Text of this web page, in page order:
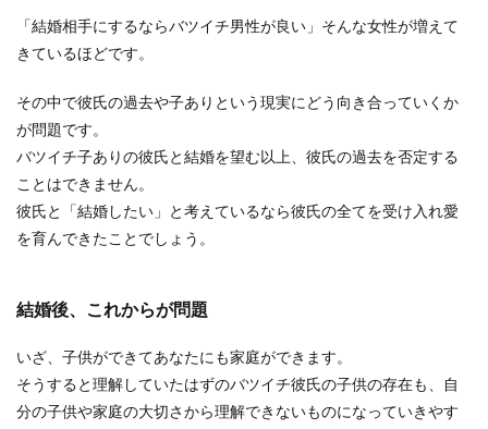
「結婚相手にするならバツイチ男性が良い」そんな女性が増えて
きているほどです。
その中で彼氏の過去や子ありという現実にどう向き合っていくか
が問題です。
バツイチ子ありの彼氏と結婚を望む以上、彼氏の過去を否定する
ことはできません。
彼氏と「結婚したい」と考えているなら彼氏の全てを受け入れ愛
を育んできたことでしょう。
結婚後、これからが問題
いざ、子供ができてあなたにも家庭ができます。
そうすると理解していたはずのバツイチ彼氏の子供の存在も、自
分の子供や家庭の大切さから理解できないものになっていきやす